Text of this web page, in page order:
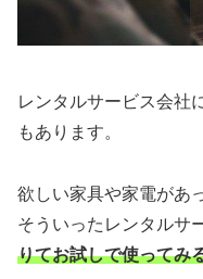
レンタルサービス会社
もあります。
欲しい家具や家電があ
そういったレンタルサ
りてお試しで使ってみ